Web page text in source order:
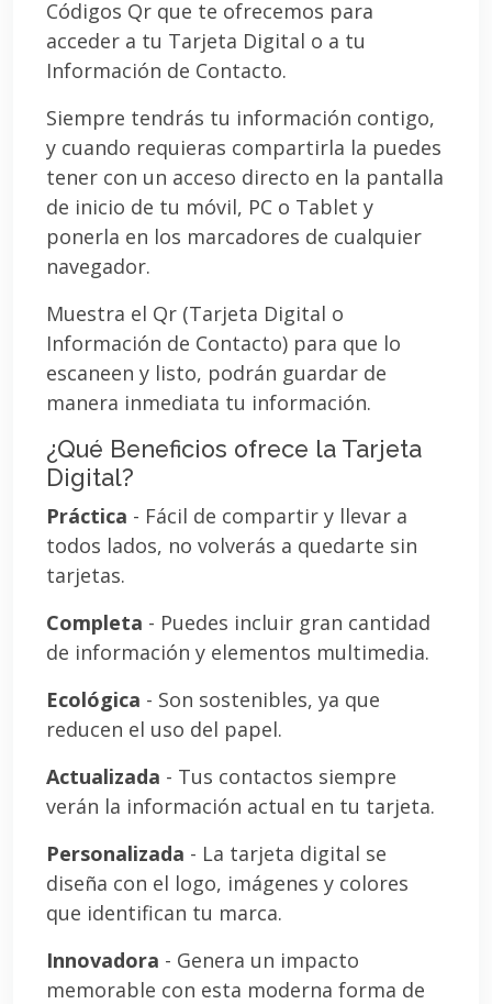
Códigos Qr que te ofrecemos para
acceder a tu Tarjeta Digital o a tu
Información de Contacto.
Siempre tendrás tu información contigo,
y cuando requieras compartirla la puedes
tener con un acceso directo en la pantalla
de inicio de tu móvil, PC o Tablet y
ponerla en los marcadores de cualquier
navegador.
Muestra el Qr (Tarjeta Digital o
Información de Contacto) para que lo
escaneen y listo, podrán guardar de
manera inmediata tu información.
¿Qué Beneficios ofrece la Tarjeta
Digital?
Práctica - Fácil de compartir y llevar a
todos lados, no volverás a quedarte sin
tarjetas.
Completa - Puedes incluir gran cantidad
de información y elementos multimedia.
Ecológica - Son sostenibles, ya que
reducen el uso del papel.
Actualizada - Tus contactos siempre
verán la información actual en tu tarjeta.
Personalizada - La tarjeta digital se
diseña con el logo, imágenes y colores
que identifican tu marca.
Innovadora - Genera un impacto
memorable con esta moderna forma de